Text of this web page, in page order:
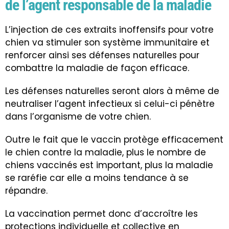
de l’agent responsable de la maladie
L’injection de ces extraits inoffensifs pour votre
chien va stimuler son système immunitaire et
renforcer ainsi ses défenses naturelles pour
combattre la maladie de façon efficace.
Les défenses naturelles seront alors à même de
neutraliser l’agent infectieux si celui-ci pénètre
dans l’organisme de votre chien.
Outre le fait que le vaccin protège efficacement
le chien contre la maladie, plus le nombre de
chiens vaccinés est important, plus la maladie
se raréfie car elle a moins tendance à se
répandre.
La vaccination permet donc d’accroître les
protections individuelle et collective en